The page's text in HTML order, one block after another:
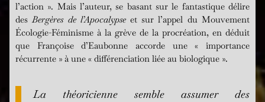
l’action ». Mais l’auteur, se basant sur le fantastique délire
desBergères de l’Apocalypseet sur l’appel du Mouvement
Écologie-Féminisme à la grève de la procréation, en déduit
que Françoise d’Eaubonne accorde une « importance
récurrente » à une « différenciation liée au biologique ».
La théoricienne semble assumer des